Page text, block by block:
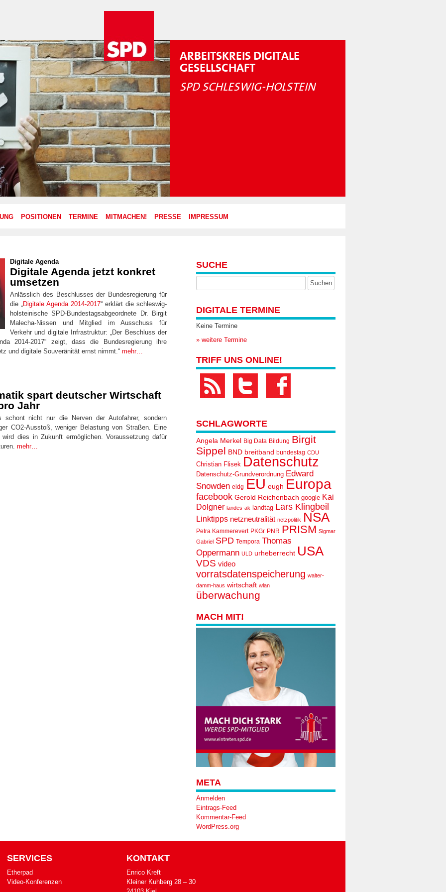
ARBEITSKREIS DIGITALE
GESELLSCHAFT
SPD SCHLESWIG-HOLSTEIN
POSITIONEN TERMINE MITMACHEN! PRESSE IMPRESSUM
Digitale Agenda
Digitale Agenda jetzt konkret
umsetzen
Anlässlich des Beschlusses der Bundesregierung für
die „ Digitale Agenda 2014-2017“ erklärt die schleswig-
holsteinische SPD-Bundestagsabgeordnete Dr. Birgit
Malecha-Nissen und Mitglied im Ausschuss für
Verkehr und digitale Infrastruktur: „Der Beschluss der
2014-2017“ zeigt, dass die Bundesregierung ihre
und digitale Souveränität ernst nimmt.“ mehr…
spart deutscher Wirtschaft
Jahr
nicht nur die Nerven der Autofahrer, sondern
CO2-Ausstoß, weniger Belastung von Straßen. Eine
dies in Zukunft ermöglichen. Voraussetzung dafür
mehr…
SUCHE
DIGITALE TERMINE
Keine Termine
» weitere Termine
TRIFF UNS ONLINE!
SCHLAGWORTE
Angela Merkel Big Data Bildung Birgit
Sippel BND breitband bundestag CDU
Christian Flisek Datenschutz
Datenschutz-Grundverordnung Edward
Snowden eidg EU eugh Europa
facebook Gerold Reichenbach google Kai
Dolgner landes-ak landtag Lars Klingbeil
Linktipps netzneutralität netzpolitik NSA
Petra Kammerevert PKGr PNR PRISM Sigmar
Gabriel SPD Tempora Thomas
Oppermann ULD urheberrecht USA
VDS video
vorratsdatenspeicherung walter-
damm-haus wirtschaft wlan
überwachung
MACH MIT!
META
Anmelden
Eintrags-Feed
Kommentar-Feed
WordPress.org
SERVICES
Etherpad
Video-Konferenzen
KONTAKT
Enrico Kreft
Klei­ner Kuh­berg 28 – 30